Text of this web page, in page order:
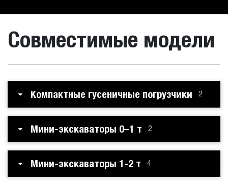
Совместимые модели
Компактные гусеничные погрузчики 2
Мини-экскаваторы 0–1 т 2
Мини-экскаваторы 1-2 т 4